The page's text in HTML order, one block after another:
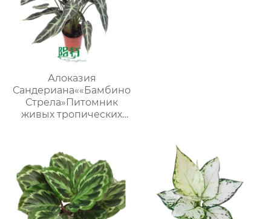
Алоказия
Сандериана««Бамбино
Стрела»Питомник
живых тропических